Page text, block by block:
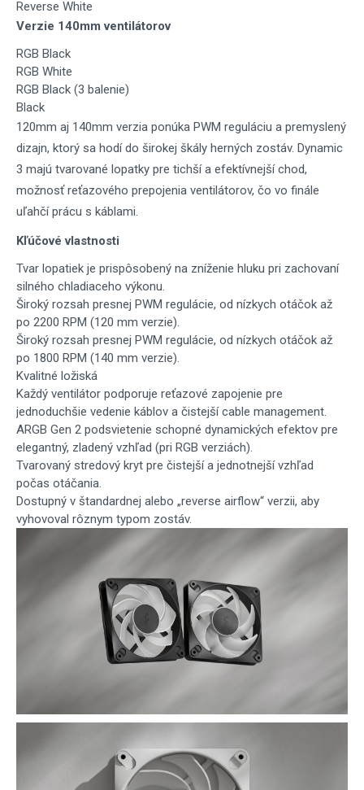
Reverse White
Verzie 140mm ventilátorov
RGB Black
RGB White
RGB Black (3 balenie)
Black
120mm aj 140mm verzia ponúka PWM reguláciu a premyslený
dizajn, ktorý sa hodí do širokej škály herných zostáv. Dynamic
3 majú tvarované lopatky pre tichší a efektívnejší chod,
možnosť reťazového prepojenia ventilátorov, čo vo finále
uľahčí prácu s káblami.
Kľúčové vlastnosti
Tvar lopatiek je prispôsobený na zníženie hluku pri zachovaní
silného chladiaceho výkonu.
Široký rozsah presnej PWM regulácie, od nízkych otáčok až
po 2200 RPM (120 mm verzie).
Široký rozsah presnej PWM regulácie, od nízkych otáčok až
po 1800 RPM (140 mm verzie).
Kvalitné ložiská
Každý ventilátor podporuje reťazové zapojenie pre
jednoduchšie vedenie káblov a čistejší cable management.
ARGB Gen 2 podsvietenie schopné dynamických efektov pre
elegantný, zladený vzhľad (pri RGB verziách).
Tvarovaný stredový kryt pre čistejší a jednotnejší vzhľad
počas otáčania.
Dostupný v štandardnej alebo „reverse airflow“ verzii, aby
vyhovoval rôznym typom zostáv.